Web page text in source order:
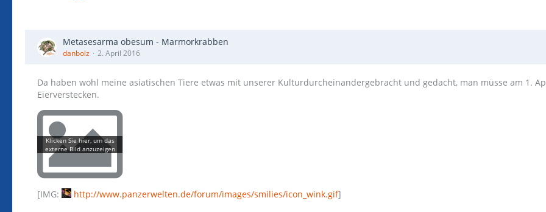
Metasesarma obesum - Marmorkrabben
danbolz 2. April 2016
Da haben wohl meine asiatischen Tiere etwas mit unserer Kulturdurcheinandergebracht und gedacht, man müsse am 1.
Eierverstecken.
[IMG: http://www.panzerwelten.de/forum/images/smilies/icon_wink.gif]